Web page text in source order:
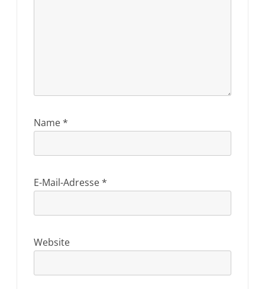
Name*
E-Mail-Adresse*
Website